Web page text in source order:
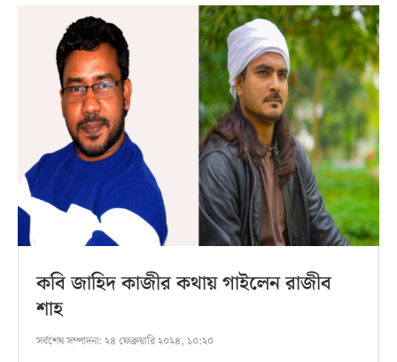
কবি জাহিদ কাজীর কথায় গাইলেন রাজীব
শাহ
সর্বশেষ সম্পাদনা: ২৪ ফেব্রুয়ারি ২০২৪, ১০:২০